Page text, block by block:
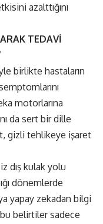
azalttığını
TEDAVİ
birlikte hastaların
motorlarına
da sert bir dille
gizli tehlikeye işaret
dış kulak yolu
dönemlerde
yapay zekadan bilgi
bu belirtiler sadece